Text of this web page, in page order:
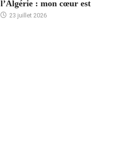
l’Algérie : mon cœur est
23 juillet 2026